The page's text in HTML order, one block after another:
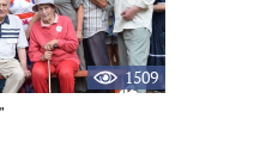
1509